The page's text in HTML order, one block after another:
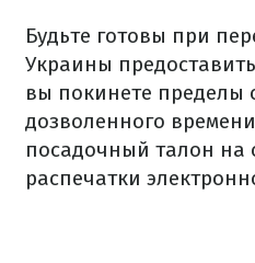
Будьте готовы при
Украины
вы покинете пределы
дозволенного
посадочный талон
распечатки